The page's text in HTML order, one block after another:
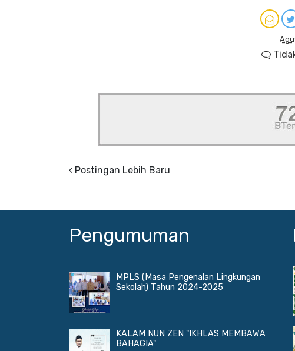
Postingan Lebih Baru
Pengumuman
MPLS (Masa Pengenalan Lingkungan
Sekolah) Tahun 2024-2025
KALAM NUN ZEN "IKHLAS MEMBAWA
BAHAGIA"